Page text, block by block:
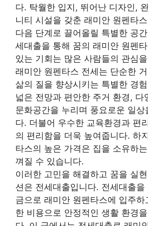
다. 탁월한 입지, 뛰어난 디자인,
니티 시설을 갖춘 래미안 원펜타
다음 단계로 끌어올릴 특별한 공
세대출을 통해 꿈의 래미안 원펜
있는 기회는 많은 사람들의 관심
래미안 원펜타스 전세는 단순한
삶의 질을 향상시키는 특별한 경
넓은 전망과 편안한 주거 환경, 다
문화공간을 누리며 풍요로운 일상
다. 더불어 우수한 교육환경과 편
의 편리함을 더욱 높여줍니다. 하
타스의 높은 가격은 집을 소유하
껴질 수 있습니다.
이러한 고민을 해결하고 꿈을 실
션은 전세대출입니다. 전세대출
금으로 래미안 원펜타스에 입주하
한 비용으로 안정적인 생활 환경